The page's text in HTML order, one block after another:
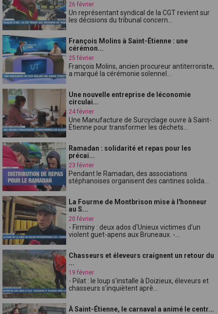
26 février
Un représentant syndical de la CGT revient sur
les décisions du tribunal concern...
François Molins à Saint-Étienne : une
cérémon...
25 février
François Molins, ancien procureur antiterroriste,
a marqué la cérémonie solennel...
Une nouvelle entreprise de léconomie
circulai...
24 février
Une Manufacture de Surcyclage ouvre à Saint-
Étienne pour transformer les déchets...
Ramadan : solidarité et repas pour les
précai...
23 février
Pendant le Ramadan, des associations
stéphanoises organisent des cantines solida...
La Fourme de Montbrison mise à l'honneur
au S...
20 février
- Firminy : deux ados d'Unieux victimes d'un
violent guet-apens aux Bruneaux. -...
Chasseurs et éleveurs craignent un retour du
...
19 février
- Pilat : le loup s'installe à Doizieux, éleveurs et
chasseurs s'inquiètent aprè...
À Saint-Étienne, le carnaval a animé le centr...